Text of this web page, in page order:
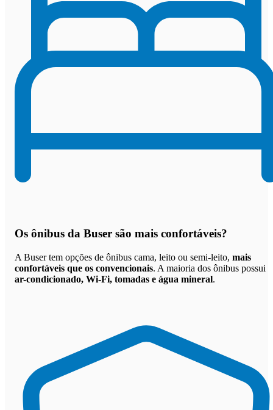
Os ônibus da Buser são mais confortáveis?
A Buser tem opções de ônibus cama, leito ou semi-leito, mais
confortáveis que os convencionais. A maioria dos ônibus possui
ar-condicionado, Wi-Fi, tomadas e água mineral.